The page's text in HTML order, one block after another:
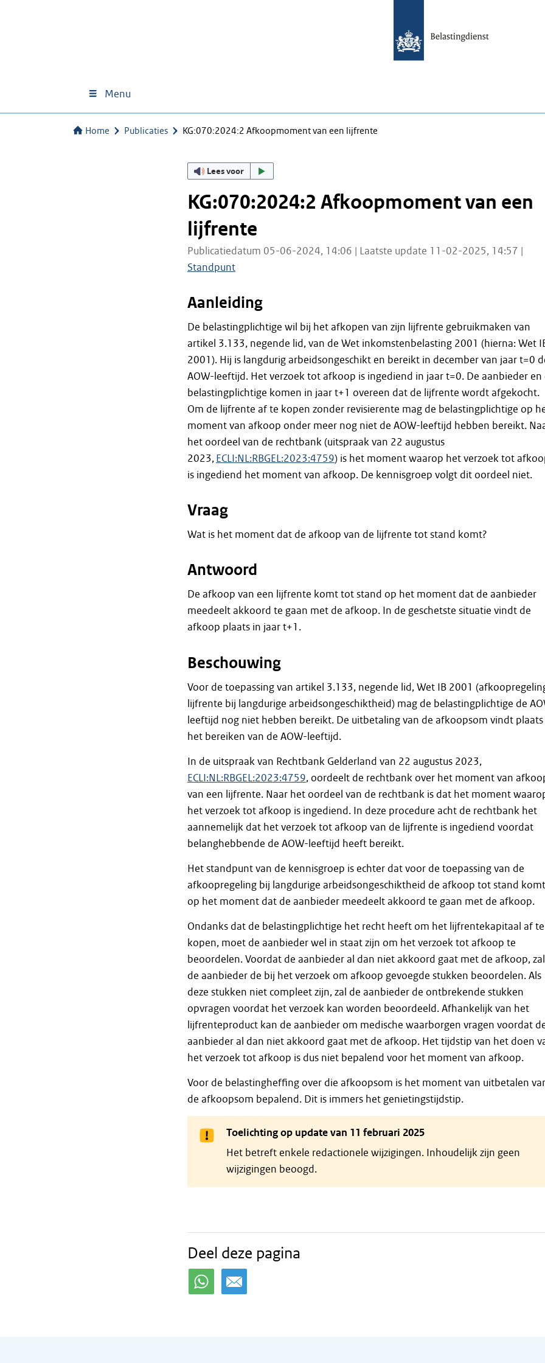
Menu
Home Publicaties KG:070:2024:2 Afkoopmoment van een lijfrente
Lees voor
KG:070:2024:2 Afkoopmoment van een
lijfrente
Publicatiedatum 05-06-2024, 14:06 | Laatste update 11-02-2025, 14:57 |
Standpunt
Aanleiding
De belastingplichtige wil bij het afkopen van zijn lijfrente gebruikmaken van
artikel 3.133, negende lid, van de Wet inkomstenbelasting 2001 (hierna: Wet
2001). Hij is langdurig arbeidsongeschikt en bereikt in december van jaar t=0
AOW-leeftijd. Het verzoek tot afkoop is ingediend in jaar t=0. De aanbieder en
belastingplichtige komen in jaar t+1 overeen dat de lijfrente wordt afgekocht.
Om de lijfrente af te kopen zonder revisierente mag de belastingplichtige op
moment van afkoop onder meer nog niet de AOW-leeftijd hebben bereikt.
het oordeel van de rechtbank (uitspraak van 22 augustus
2023,ECLI:NL:RBGEL:2023:4759) is het moment waarop het verzoek tot
is ingediend het moment van afkoop. De kennisgroep volgt dit oordeel niet.
Vraag
Wat is het moment dat de afkoop van de lijfrente tot stand komt?
Antwoord
De afkoop van een lijfrente komt tot stand op het moment dat de aanbieder
meedeelt akkoord te gaan met de afkoop. In de geschetste situatie vindt de
afkoop plaats in jaar t+1.
Beschouwing
Voor de toepassing van artikel 3.133, negende lid, Wet IB 2001
lijfrente bij langdurige arbeidsongeschiktheid) mag de belastingplichtige de
leeftijd nog niet hebben bereikt. De uitbetaling van de afkoopsom vindt plaats
het bereiken van de AOW-leeftijd.
In de uitspraak van Rechtbank Gelderland van 22 augustus 2023,
ECLI:NL:RBGEL:2023:4759, oordeelt de rechtbank over het moment van
van een lijfrente. Naar het oordeel van de rechtbank is dat het moment
het verzoek tot afkoop is ingediend. In deze procedure acht de rechtbank het
aannemelijk dat het verzoek tot afkoop van de lijfrente is ingediend voordat
belanghebbende de AOW-leeftijd heeft bereikt.
Het standpunt van de kennisgroep is echter dat voor de toepassing van de
afkoopregeling bij langdurige arbeidsongeschiktheid de afkoop tot stand komt
op het moment dat de aanbieder meedeelt akkoord te gaan met de afkoop.
Ondanks dat de belastingplichtige het recht heeft om het lijfrentekapitaal af te
kopen, moet de aanbieder wel in staat zijn om het verzoek tot afkoop te
beoordelen. Voordat de aanbieder al dan niet akkoord gaat met de afkoop, zal
de aanbieder de bij het verzoek om afkoop gevoegde stukken beoordelen. Als
deze stukken niet compleet zijn, zal de aanbieder de ontbrekende stukken
opvragen voordat het verzoek kan worden beoordeeld. Afhankelijk van het
lijfrenteproduct kan de aanbieder om medische waarborgen vragen voordat
aanbieder al dan niet akkoord gaat met de afkoop. Het tijdstip van het doen
het verzoek tot afkoop is dus niet bepalend voor het moment van afkoop.
Voor de belastingheffing over die afkoopsom is het moment van uitbetalen
de afkoopsom bepalend. Dit is immers het genietingstijdstip.
Toelichting op update van 11 februari 2025
Het betreft enkele redactionele wijzigingen. Inhoudelijk zijn geen
wijzigingen beoogd.
Deel deze pagina